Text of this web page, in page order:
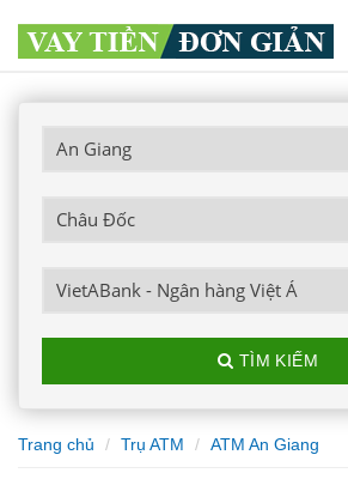
TÌM KIẾM
Trang chủ Trụ ATM ATM An Giang